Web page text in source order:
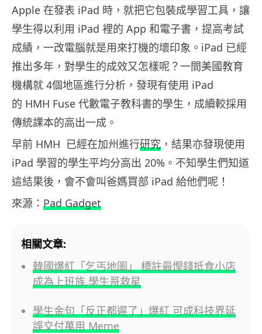
Apple 在發表 iPad 時，就把它包裝成學習工具，讓
學生得以利用 iPad 裡的 App 和電子書，提高考試
成績，一改電腦就是用來打機的壞印象。iPad 已經
推出多年，對學生的成效又怎樣呢？一間美國教育
機構就 4個地區進行分析，發現有使用 iPad
的 HMH Fuse 代數電子教科書的學生，成續較採用
傳統課本的高出一成。
早前 HMH 已經在加州進行研究 ，結果亦發現使用
iPad 學習的學生平均分高出 20%。不知學生們知道
這結果後，會不會叫爸媽買部 iPad 給他們呢！
來源： Pad Gadget
相關文章:
韓國爆紅「乞丐地圖」 標註最慳錢抵食小店
成為上班族,學生哥救星
學生金句「反正都遲了」爆紅 可成科技界延
誤交付萬用 Meme